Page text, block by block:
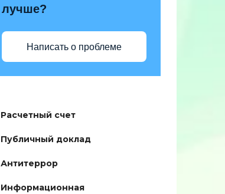
лучше?
Написать о проблеме
Расчетный счет
Публичный доклад
Антитеррор
Информационная